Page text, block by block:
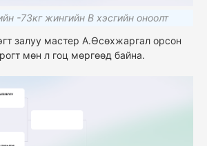
-73кг жингийн В хэсгийн оноолт
залуу мастер А.Өсөхжаргал орсон
мөн л гоц мөргөөд байна.